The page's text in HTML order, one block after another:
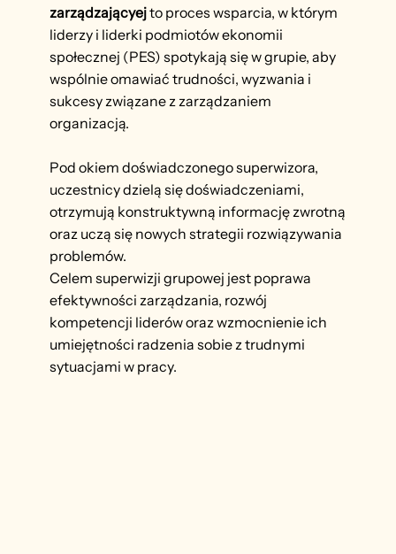
zarządzającyejto proces wsparcia, w którym
liderzy i liderki podmiotów ekonomii
społecznej (PES) spotykają się w grupie, aby
wspólnie omawiać trudności, wyzwania i
sukcesy związane z zarządzaniem
organizacją.
Pod okiem doświadczonego superwizora,
uczestnicy dzielą się doświadczeniami,
otrzymują konstruktywną informację zwrotną
oraz uczą się nowych strategii rozwiązywania
problemów.
Celem superwizji grupowej jest poprawa
efektywności zarządzania, rozwój
kompetencji liderów oraz wzmocnienie ich
umiejętności radzenia sobie z trudnymi
sytuacjami w pracy.